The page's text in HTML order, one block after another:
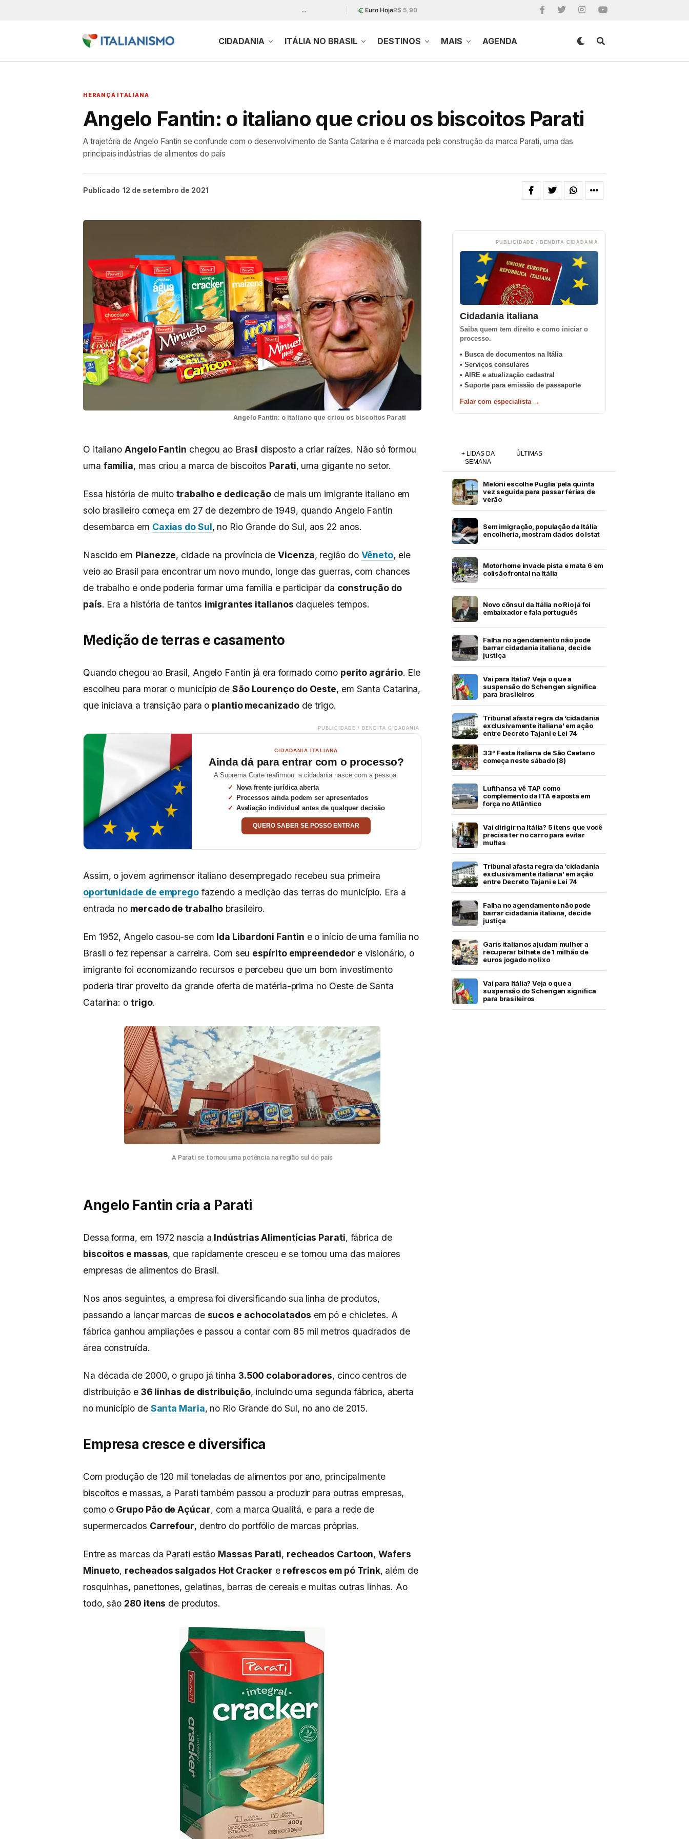
… Euro HojeR$ 5,90
CIDADANIA ITÁLIA NO BRASIL DESTINOS MAIS AGENDA
HERANÇA ITALIANA
Angelo Fantin: o italiano que criou os biscoitos Parati
A trajetória de Angelo Fantin se confunde com o desenvolvimento de Santa Catarina e é marcada pela construção da marca Parati, uma das
principais indústrias de alimentos do país
Publicado 12 de setembro de 2021
Angelo Fantin: o italiano que criou os biscoitos Parati
O italianoAngelo Fantin chegou ao Brasil disposto a criar raízes. Não só formou
uma família, mas criou a marca de biscoitos Parati, uma gigante no setor.
Essa história de muito trabalho e dedicação de mais um imigrante italiano em
solo brasileiro começa em 27 de dezembro de 1949, quando Angelo Fantin
desembarca em Caxias do Sul, no Rio Grande do Sul, aos 22 anos.
Nascido em Pianezze, cidade na província deVicenza, região do Vêneto, ele
veio ao Brasil para encontrar um novo mundo, longe das guerras, com chances
de trabalho e onde poderia formar uma família e participar da construção do
país. Era a história de tantos imigrantes italianos daqueles tempos.
Medição de terras e casamento
Quando chegou ao Brasil, Angelo Fantin já era formado como perito agrário. Ele
escolheu para morar o município de São Lourenço do Oeste, em Santa Catarina,
que iniciava a transição para o plantio mecanizadode trigo.
PUBLICIDADE / BENDITA CIDADANIA
CIDADANIA ITALIANA
Ainda dá para entrar com o processo?
A Suprema Corte reafirmou: a cidadania nasce com a pessoa.
Nova frente jurídica aberta
Processos ainda podem ser apresentados
Avaliação individual antes de qualquer decisão
QUERO SABER SE POSSO ENTRAR
Assim, o jovem agrimensor italiano desempregado recebeu sua primeira
oportunidade de empregofazendo a medição das terras do município. Era a
entrada no mercado de trabalho brasileiro.
Em 1952, Angelo casou-se com Ida Libardoni Fantin e o início de uma família no
Brasil o fez repensar a carreira. Com seu espírito empreendedor e visionário, o
imigrante foi economizando recursos e percebeu que um bom investimento
poderia tirar proveito da grande oferta de matéria-prima no Oeste de Santa
Catarina: o trigo.
A Parati se tornou uma potência na região sul do país
Angelo Fantin cria a Parati
Dessa forma, em 1972 nascia a Indústrias Alimentícias Parati, fábrica de
biscoitos e massas, que rapidamente cresceu e se tornou uma das maiores
empresas de alimentos do Brasil.
Nos anos seguintes, a empresa foi diversificando sua linha de produtos,
passando a lançar marcas de sucos e achocolatados em pó e chicletes. A
fábrica ganhou ampliações e passou a contar com 85 mil metros quadrados de
área construída.
Na década de 2000, o grupo já tinha 3.500 colaboradores, cinco centros de
distribuição e 36 linhas de distribuição, incluindo uma segunda fábrica, aberta
no município de Santa Maria, no Rio Grande do Sul, no ano de 2015.
Empresa cresce e diversifica
Com produção de 120 mil toneladas de alimentos por ano, principalmente
biscoitos e massas, a Parati também passou a produzir para outras empresas,
como o Grupo Pão de Açúcar, com a marca Qualitá, e para a rede de
supermercados Carrefour, dentro do portfólio de marcas próprias.
Entre as marcas da Parati estão Massas Parati, recheados Cartoon,Wafers
Minueto, recheados salgados Hot Cracker e refrescos em pó Trink, além de
rosquinhas, panettones, gelatinas, barras de cereais e muitas outras linhas. Ao
todo, são 280 itens de produtos.
PUBLICIDADE / BENDITA CIDADANIA
Cidadania italiana
Saiba quem tem direito e como iniciar o
processo.
• Busca de documentos na Itália
• Serviços consulares
• AIRE e atualização cadastral
• Suporte para emissão de passaporte
Falar com especialista →
+ LIDAS DA
SEMANA
ÚLTIMAS
Meloni escolhe Puglia pela quinta
vez seguida para passar férias de
verão
Sem imigração, população da Itália
encolheria, mostram dados do Istat
Motorhome invade pista e mata 6 em
colisão frontal na Itália
Novo cônsul da Itália no Rio já foi
embaixador e fala português
Falha no agendamento não pode
barrar cidadania italiana, decide
justiça
Vai para Itália? Veja o que a
suspensão do Schengen significa
para brasileiros
Tribunal afasta regra da ‘cidadania
exclusivamente italiana’ em ação
entre Decreto Tajani e Lei 74
33ª Festa Italiana de São Caetano
começa neste sábado (8)
Lufthansa vê TAP como
complemento da ITA e aposta em
força no Atlântico
Vai dirigir na Itália? 5 itens que você
precisa ter no carro para evitar
multas
Tribunal afasta regra da ‘cidadania
exclusivamente italiana’ em ação
entre Decreto Tajani e Lei 74
Falha no agendamento não pode
barrar cidadania italiana, decide
justiça
Garis italianos ajudam mulher a
recuperar bilhete de 1 milhão de
euros jogado no lixo
Vai para Itália? Veja o que a
suspensão do Schengen significa
para brasileiros